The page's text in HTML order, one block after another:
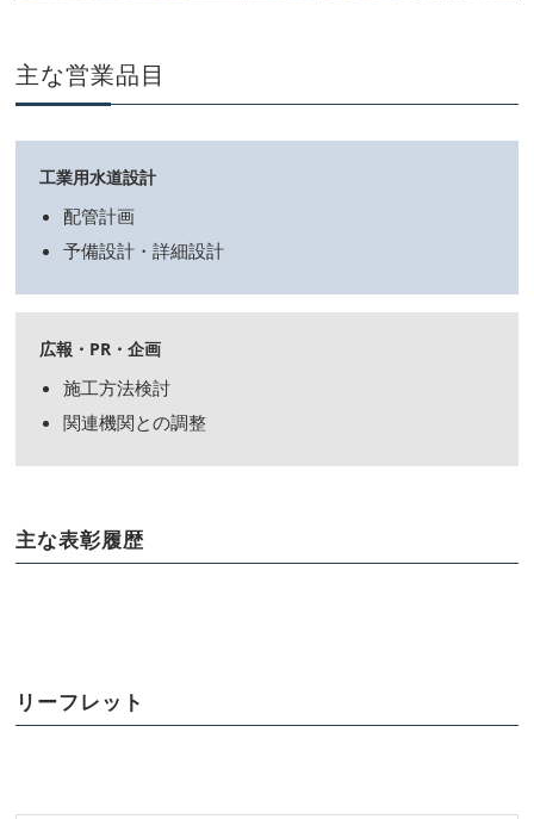
主な営業品目
工業用水道設計
配管計画
予備設計・詳細設計
広報・PR・企画
施工方法検討
関連機関との調整
主な表彰履歴
リーフレット